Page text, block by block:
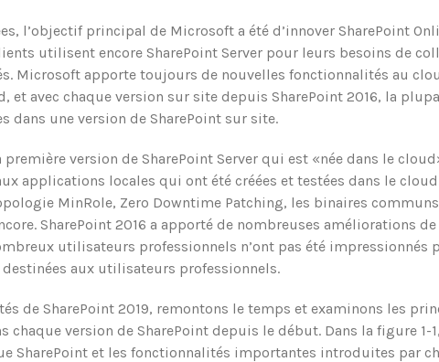
l’objectif principal de Microsoft a été d’innover SharePoint
utilisent encore SharePoint Server pour leurs besoins de
Microsoft apporte toujours de nouvelles fonctionnalités au
et avec chaque version sur site depuis SharePoint 2016, la
dans une version de SharePoint sur site.
première version de SharePoint Server qui est «née dans le
applications locales qui ont été créées et testées dans le
MinRole, Zero Downtime Patching, les binaires
SharePoint 2016 a apporté de nombreuses améliorations
utilisateurs professionnels n’ont pas été impressionnés
aux utilisateurs professionnels.
de SharePoint 2019, remontons le temps et examinons les
version de SharePoint depuis le début. Dans la figure 1-
SharePoint et les fonctionnalités importantes introduites par